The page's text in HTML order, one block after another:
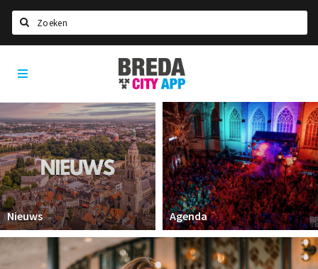
Home
Agenda
Deals
Party pics
Nieuws, interviews & blogs
Eten
Drinken
Slapen
Breda
City
App
Nieuws Agenda